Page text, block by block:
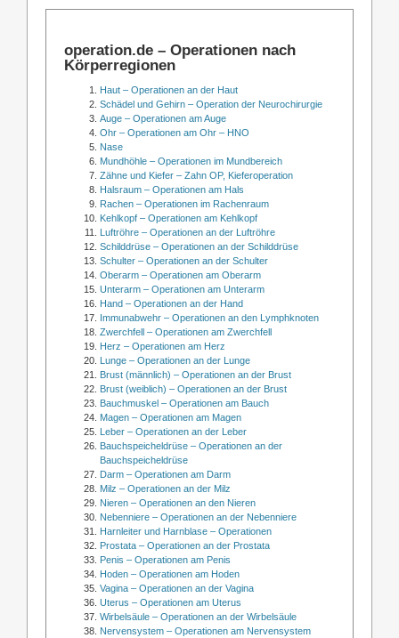
operation.de – Operationen nach
Körperregionen
Haut – Operationen an der Haut
Schädel und Gehirn – Operation der Neurochirurgie
Auge – Operationen am Auge
Ohr – Operationen am Ohr – HNO
Nase
Mundhöhle – Operationen im Mundbereich
Zähne und Kiefer – Zahn OP, Kieferoperation
Halsraum – Operationen am Hals
Rachen – Operationen im Rachenraum
Kehlkopf – Operationen am Kehlkopf
Luftröhre – Operationen an der Luftröhre
Schilddrüse – Operationen an der Schilddrüse
Schulter – Operationen an der Schulter
Oberarm – Operationen am Oberarm
Unterarm – Operationen am Unterarm
Hand – Operationen an der Hand
Immunabwehr – Operationen an den Lymphknoten
Zwerchfell – Operationen am Zwerchfell
Herz – Operationen am Herz
Lunge – Operationen an der Lunge
Brust (männlich) – Operationen an der Brust
Brust (weiblich) – Operationen an der Brust
Bauchmuskel – Operationen am Bauch
Magen – Operationen am Magen
Leber – Operationen an der Leber
Bauchspeicheldrüse – Operationen an der
Bauchspeicheldrüse
Darm – Operationen am Darm
Milz – Operationen an der Milz
Nieren – Operationen an den Nieren
Nebenniere – Operationen an der Nebenniere
Harnleiter und Harnblase – Operationen
Prostata – Operationen an der Prostata
Penis – Operationen am Penis
Hoden – Operationen am Hoden
Vagina – Operationen an der Vagina
Uterus – Operationen am Uterus
Wirbelsäule – Operationen an der Wirbelsäule
Nervensystem – Operationen am Nervensystem